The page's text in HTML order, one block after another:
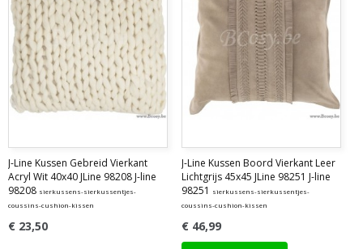
J-Line Kussen Gebreid Vierkant
Acryl Wit 40x40 JLine 98208 J-line
98208 sierkussens-sierkussentjes-
coussins-cushion-kissen
€ 23,50
J-Line Kussen Boord Vierkant Leer
Lichtgrijs 45x45 JLine 98251 J-line
98251
sierkussens-sierkussentjes-
coussins-cushion-kissen
€ 46,99